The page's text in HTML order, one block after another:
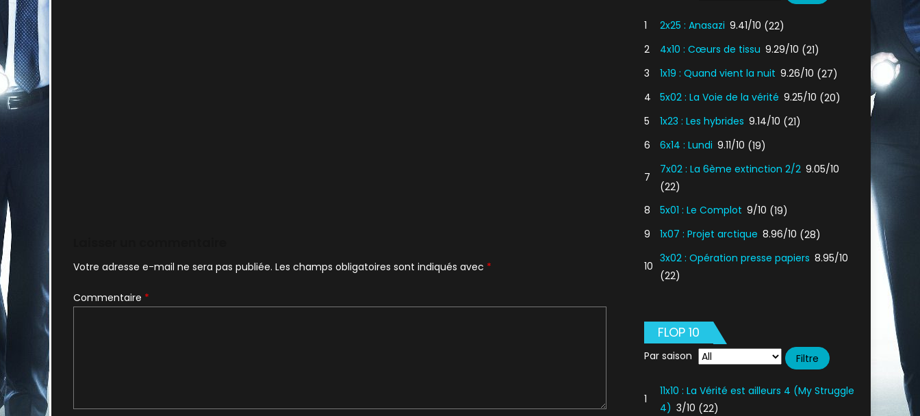
Votre adresse e-mail ne sera pas publiée. Les champs obligatoires sont indiqués avec *
Commentaire *
1 2x25 : Anasazi 9.41/10 (22)
2
4x10 : Cœurs de tissu 9.29/10 (21)
3
1x19 : Quand vient la nuit 9.26/10 (27)
4
5x02 : La Voie de la vérité 9.25/10 (20)
5
1x23 : Les hybrides 9.14/10 (21)
6
6x14 : Lundi 9.11/10 (19)
7
7x02 : La 6ème extinction 2/2 9.05/10
(22)
8
5x01 : Le Complot 9/10 (19)
9
1x07 : Projet arctique 8.96/10 (28)
10
3x02 : Opération presse papiers 8.95/10
(22)
FLOP 10
Par saison
1
11x10 : La Vérité est ailleurs 4 (My Struggle
4) 3/10 (22)